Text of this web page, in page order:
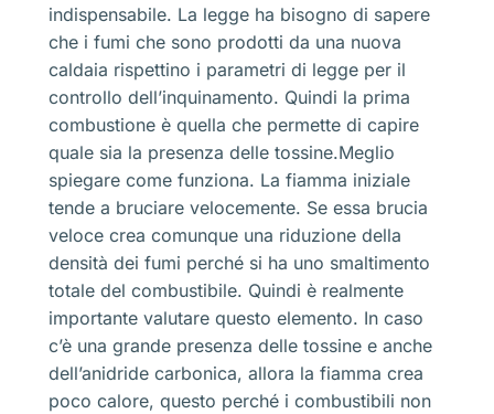
indispensabile. La legge ha bisogno di sapere
che i fumi che sono prodotti da una nuova
caldaia rispettino i parametri di legge per il
controllo dell’inquinamento. Quindi la prima
combustione è quella che permette di capire
quale sia la presenza delle tossine.Meglio
spiegare come funziona. La fiamma iniziale
tende a bruciare velocemente. Se essa brucia
veloce crea comunque una riduzione della
densità dei fumi perché si ha uno smaltimento
totale del combustibile. Quindi è realmente
importante valutare questo elemento. In caso
c’è una grande presenza delle tossine e anche
dell’anidride carbonica, allora la fiamma crea
poco calore, questo perché i combustibili non